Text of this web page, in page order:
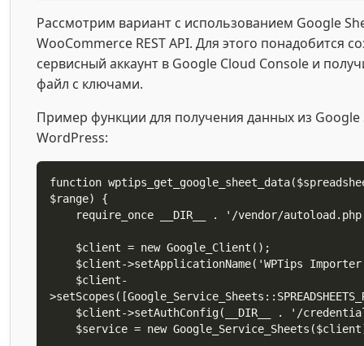
Рассмотрим вариант с использованием Google
WooCommerce REST API. Для этого понадобится
сервисный аккаунт в Google Cloud Console и
файл с ключами.
Пример функции для получения данных из Google
WordPress:
function
$range) {